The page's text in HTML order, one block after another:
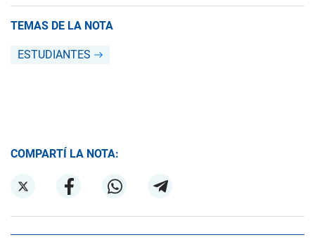
TEMAS DE LA NOTA
ESTUDIANTES
COMPARTÍ LA NOTA: